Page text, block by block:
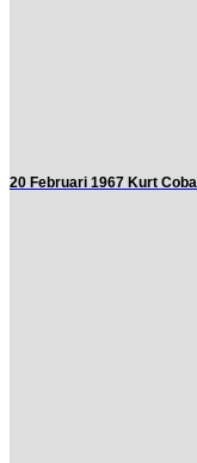
20 Februari 1967 Kurt